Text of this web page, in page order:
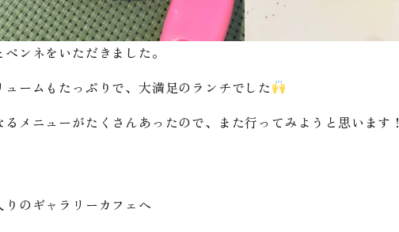
ンネをいただきました。
ームもたっぷりで、大満足のランチでした
るメニューがたくさんあったので、また行ってみようと思います！
のギャラリーカフェへ